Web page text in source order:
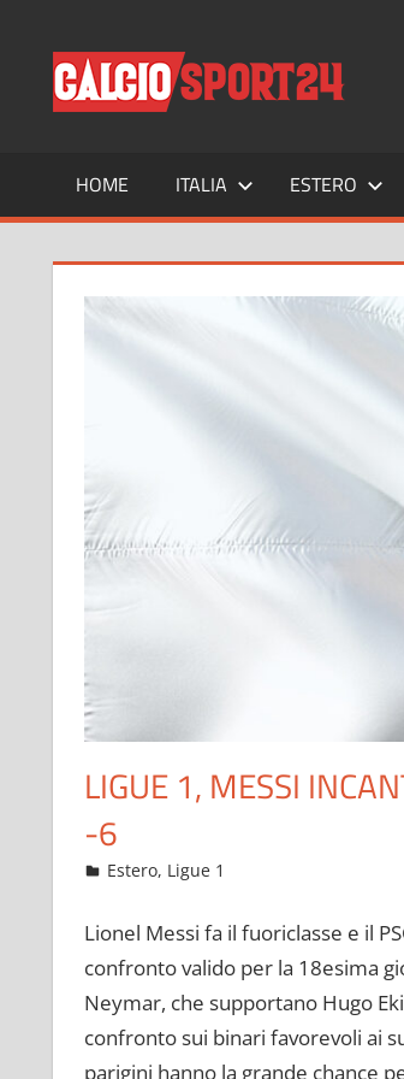
contenuto
Tutto
sul
mondo
calcio
e
HOME ITALIA ESTERO
LIGUE 1, MESSI
-6
Gennaio 12, 2023
admin
Estero, Ligue 1
Lionel Messi fa il fuoriclasse e il
confronto valido per la 18esima
Neymar, che supportano Hugo
confronto sui binari favorevoli ai
parigini hanno la grande chance